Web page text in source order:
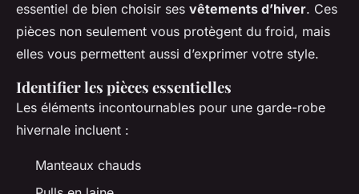
essentiel de bien choisir ses vêtements d’hiver. Ces
pièces non seulement vous protègent du froid, mais
elles vous permettent aussi d’exprimer votre style.
Identifier les pièces essentielles
Les éléments incontournables pour une garde-robe
hivernale incluent :
Manteaux chauds